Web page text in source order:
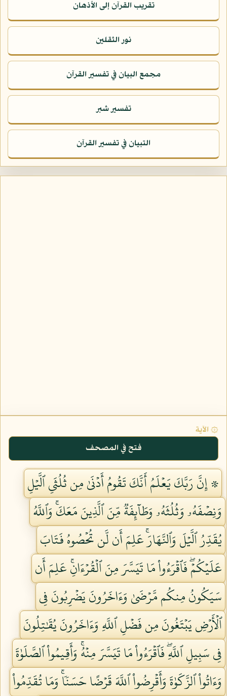
تقريب القرآن إلى الأذهان
نور الثقلين
مجمع البيان في تفسير القرآن
تفسير شبر
التبيان في تفسير القرآن
۞ الآية
فتح في المصحف
۞ إِنَّ رَبَّكَ يَعۡلَمُ أَنَّكَ تَقُومُ أَدۡنَىٰ مِن ثُلُثَيِ ٱلَّيۡلِ
وَنِصۡفَهُۥ وَثُلُثَهُۥ وَطَآئِفَةٞ مِّنَ ٱلَّذِينَ مَعَكَۚ وَٱللَّهُ
يُقَدِّرُ ٱلَّيۡلَ وَٱلنَّهَارَۚ عَلِمَ أَن لَّن تُحۡصُوهُ فَتَابَ
عَلَيۡكُمۡۖ فَٱقۡرَءُواْ مَا تَيَسَّرَ مِنَ ٱلۡقُرۡءَانِۚ عَلِمَ أَن
سَيَكُونُ مِنكُم مَّرۡضَىٰ وَءَاخَرُونَ يَضۡرِبُونَ فِي
ٱلۡأَرۡضِ يَبۡتَغُونَ مِن فَضۡلِ ٱللَّهِ وَءَاخَرُونَ يُقَٰتِلُونَ
فِي سَبِيلِ ٱللَّهِۖ فَٱقۡرَءُواْ مَا تَيَسَّرَ مِنۡهُۚ وَأَقِيمُواْ ٱلصَّلَوٰةَ
وَءَاتُواْ ٱلزَّكَوٰةَ وَأَقۡرِضُواْ ٱللَّهَ قَرۡضًا حَسَنٗاۚ وَمَا تُقَدِّمُواْ